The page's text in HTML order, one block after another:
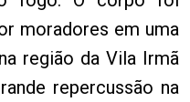
moradores em uma
região da Vila Irmã
repercussão na